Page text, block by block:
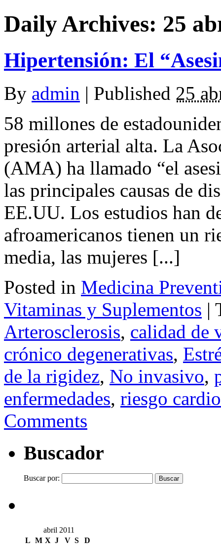
Daily Archives: 25
Hipertensión: El
By admin | Published 25
58 millones de
presión arterial alta. La
(AMA) ha llamado “el
las principales causas de
EE.UU. Los estudios han
afroamericanos tienen un
media, las mujeres [...]
Posted in Medicina
Vitaminas y Suplementos |
Arterosclerosis, calidad de
crónico degenerativas,
de la rigidez, No invasivo,
enfermedades, riesgo
Comments
Buscador
Buscar por:
abril 2011
L M X J V S D